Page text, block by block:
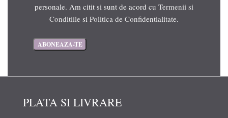
personale. Am citit si sunt de acord cu Termenii si
Conditiile si Politica de Confidentialitate.
PLATA SI LIVRARE